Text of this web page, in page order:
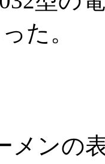
た。
メンの